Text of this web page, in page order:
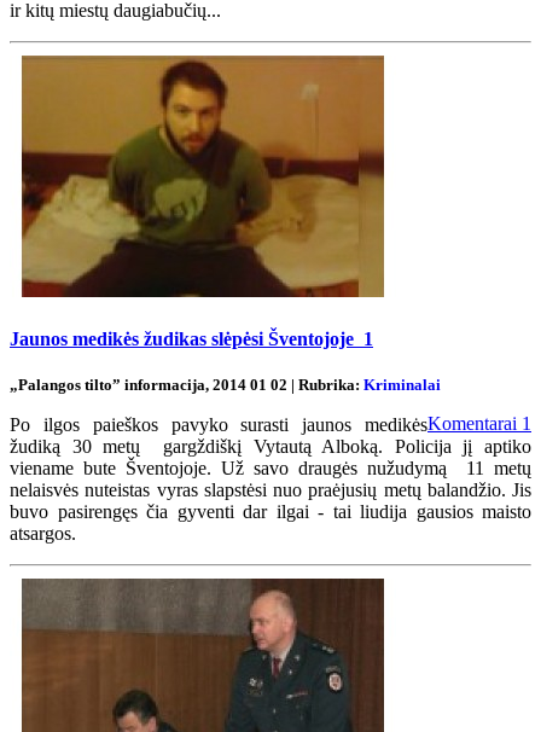
ir kitų miestų daugiabučių...
Jaunos medikės žudikas slėpėsi Šventojoje 1
„Palangos tilto” informacija, 2014 01 02 | Rubrika: Kriminalai
Komentarai 1
Po ilgos paieškos pavyko surasti jaunos medikės
žudiką 30 metų gargždiškį Vytautą Alboką. Policija jį aptiko
viename bute Šventojoje. Už savo draugės nužudymą 11 metų
nelaisvės nuteistas vyras slapstėsi nuo praėjusių metų balandžio. Jis
buvo pasirengęs čia gyventi dar ilgai - tai liudija gausios maisto
atsargos.